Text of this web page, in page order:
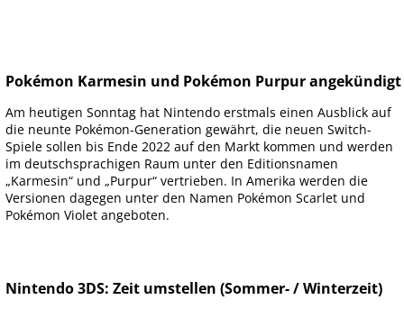
Pokémon Karmesin und Pokémon Purpur angekündigt
Am heutigen Sonntag hat Nintendo erstmals einen Ausblick auf
die neunte Pokémon-Generation gewährt, die neuen Switch-
Spiele sollen bis Ende 2022 auf den Markt kommen und werden
im deutschsprachigen Raum unter den Editionsnamen
„Karmesin“ und „Purpur“ vertrieben. In Amerika werden die
Versionen dagegen unter den Namen Pokémon Scarlet und
Pokémon Violet angeboten.
Nintendo 3DS: Zeit umstellen (Sommer- / Winterzeit)